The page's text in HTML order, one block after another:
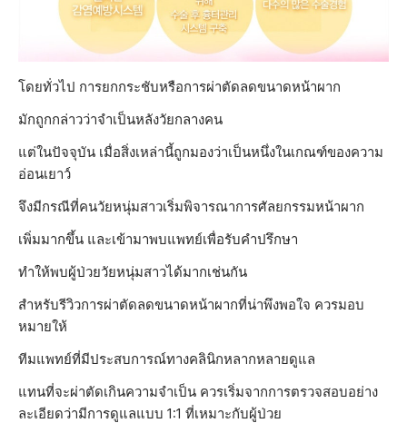
โดยทั่วไป การยกกระชับหรือการผ่าตัดลดขนาดหน้าผาก
มักถูกกล่าวว่าจำเป็นหลังวัยกลางคน
แต่ในปัจจุบัน เมื่อสิ่งเหล่านี้ถูกมองว่าเป็นหนึ่งในเกณฑ์ของความ
อ่อนเยาว์
จึงมีกรณีที่คนวัยหนุ่มสาวเริ่มพิจารณาการศัลยกรรมหน้าผาก
เพิ่มมากขึ้น และเข้ามาพบแพทย์เพื่อรับคำปรึกษา
ทำให้พบผู้ป่วยวัยหนุ่มสาวได้มากเช่นกัน
สำหรับรีวิวการผ่าตัดลดขนาดหน้าผากที่น่าพึงพอใจ ควรมอบ
หมายให้
ทีมแพทย์ที่มีประสบการณ์ทางคลินิกหลากหลายดูแล
แทนที่จะผ่าตัดเกินความจำเป็น ควรเริ่มจากการตรวจสอบอย่าง
ละเอียดว่ามีการดูแลแบบ 1:1 ที่เหมาะกับผู้ป่วย